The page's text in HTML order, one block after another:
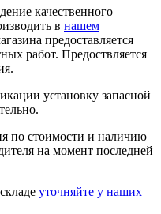
качественного
в нашем
предоставляется
работ. Предоствляется
установку запасной
по стоимости и наличию
на момент последней
уточняйте у наших